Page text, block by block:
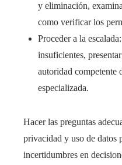
y eliminación,
como verificar los
Proceder a la
insuficientes,
autoridad competente
especializada.
Hacer las preguntas
privacidad y uso de datos
incertidumbres en